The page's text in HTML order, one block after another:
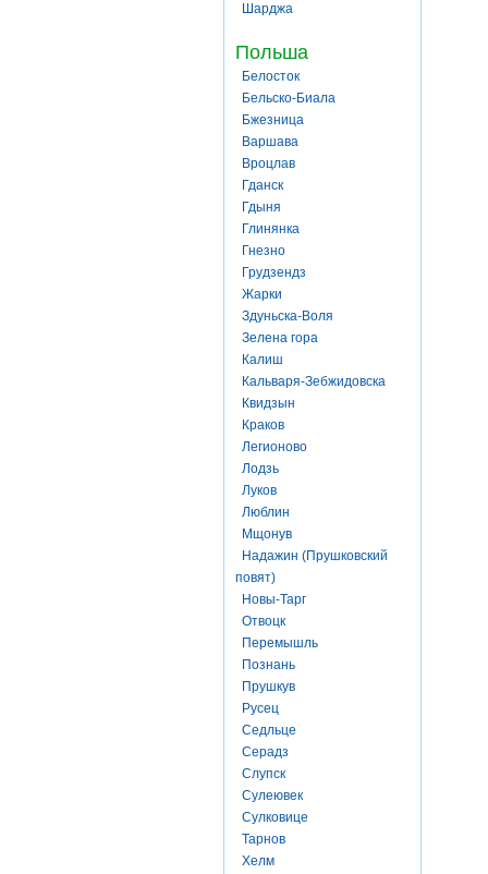
Шарджа
Польша
Белосток
Бельско-Биала
Бжезница
Варшава
Вроцлав
Гданск
Гдыня
Глинянка
Гнезно
Грудзендз
Жарки
Здуньска-Воля
Зелена гора
Калиш
Кальваря-Зебжидовска
Квидзын
Краков
Легионово
Лодзь
Луков
Люблин
Мщонув
Надажин (Прушковский
повят)
Новы-Тарг
Отвоцк
Перемышль
Познань
Прушкув
Русец
Седльце
Серадз
Слупск
Сулеювек
Сулковице
Тарнов
Хелм